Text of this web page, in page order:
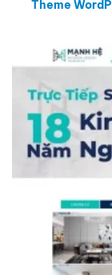
Theme